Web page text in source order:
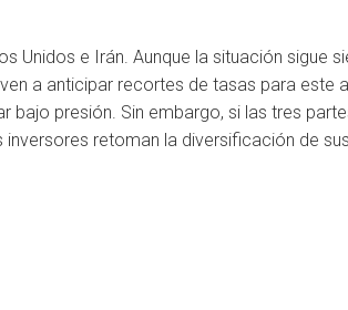
Unidos e Irán. Aunque la situación sigue
a anticipar recortes de tasas para este
bajo presión. Sin embargo, si las tres
retoman la diversificación de